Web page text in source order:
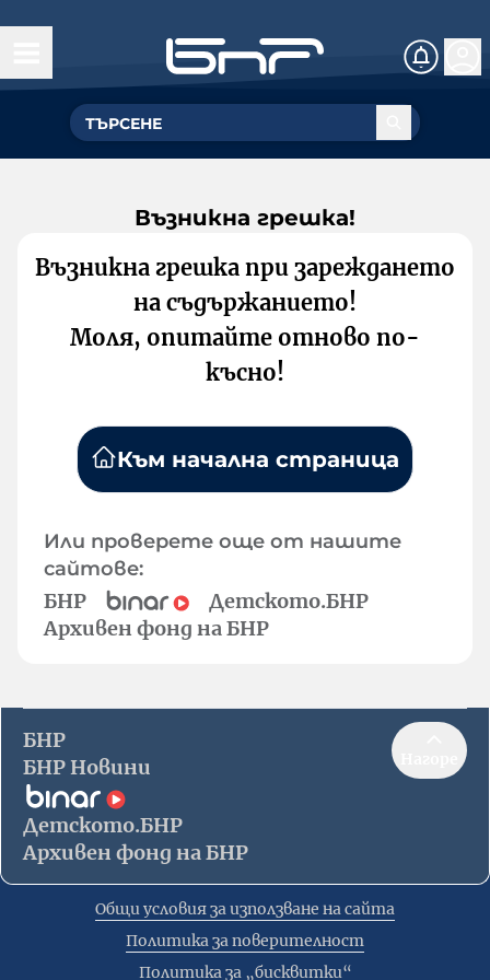
Възникна грешка!
Възникна грешка при зареждането
на съдържанието!
Моля, опитайте отново по-
късно!
Към начална страница
Или проверете още от нашите
сайтове:
БНР
Детското.БНР
Архивен фонд на БНР
БНР
БНР Новини
Детското.БНР
Архивен фонд на БНР
Общи условия за използване на сайта
Политика за поверителност
Политика за „бисквитки“